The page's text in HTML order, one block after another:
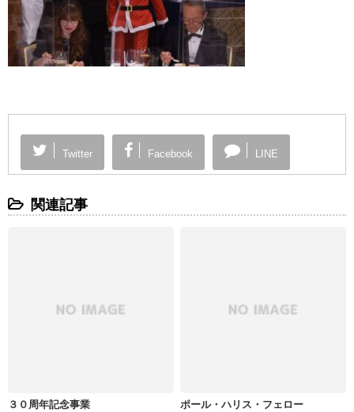
Twitter Facebook LINE
関連記事
３０周年記念事業 ポール・ハリス・フェロー